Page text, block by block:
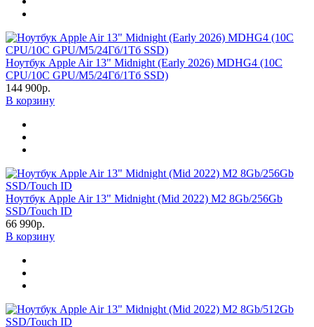
Ноутбук Apple Air 13" Midnight (Early 2026) MDHG4 (10C
CPU/10C GPU/M5/24Гб/1Тб SSD)
144 900р.
В корзину
Ноутбук Apple Air 13" Midnight (Mid 2022) M2 8Gb/256Gb
SSD/Touch ID
66 990р.
В корзину